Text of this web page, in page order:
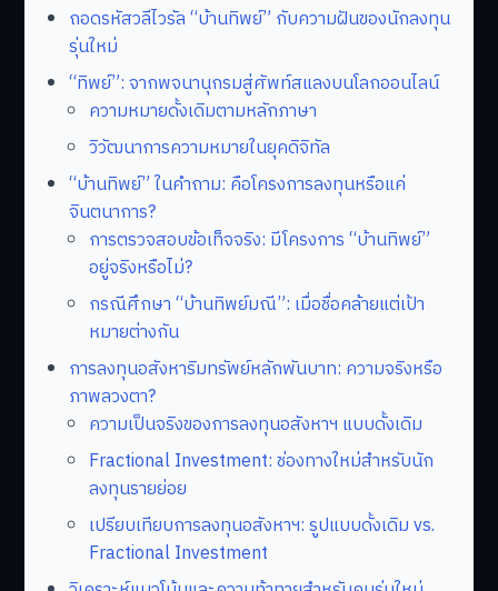
ถอดรหัสวลีไวรัล “บ้านทิพย์” กับความฝันของนักลงทุน
รุ่นใหม่
“ทิพย์”: จากพจนานุกรมสู่ศัพท์สแลงบนโลกออนไลน์
ความหมายดั้งเดิมตามหลักภาษา
วิวัฒนาการความหมายในยุคดิจิทัล
“บ้านทิพย์” ในคำถาม: คือโครงการลงทุนหรือแค่
จินตนาการ?
การตรวจสอบข้อเท็จจริง: มีโครงการ “บ้านทิพย์”
อยู่จริงหรือไม่?
กรณีศึกษา “บ้านทิพย์มณี”: เมื่อชื่อคล้ายแต่เป้า
หมายต่างกัน
การลงทุนอสังหาริมทรัพย์หลักพันบาท: ความจริงหรือ
ภาพลวงตา?
ความเป็นจริงของการลงทุนอสังหาฯ แบบดั้งเดิม
Fractional Investment: ช่องทางใหม่สำหรับนัก
ลงทุนรายย่อย
เปรียบเทียบการลงทุนอสังหาฯ: รูปแบบดั้งเดิม vs.
Fractional Investment